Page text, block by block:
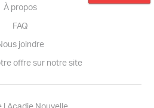
À propos
FAQ
joindre
offre sur notre site